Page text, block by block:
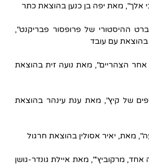
"הקברט ההיסטורי של פרופסור פבריקנט",
בהוצאת עם עובד
מאת נועה זית בהוצאת
"טורפים של קיץ", מאת ענת עינהר בהוצאת
"לילה אחד, מרקוביץ'", מאת איילת גונדר-גושן